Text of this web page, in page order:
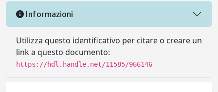
Informazioni
Utilizza questo identificativo per citare o creare un
link a questo documento:
https://hdl.handle.net/11585/966146